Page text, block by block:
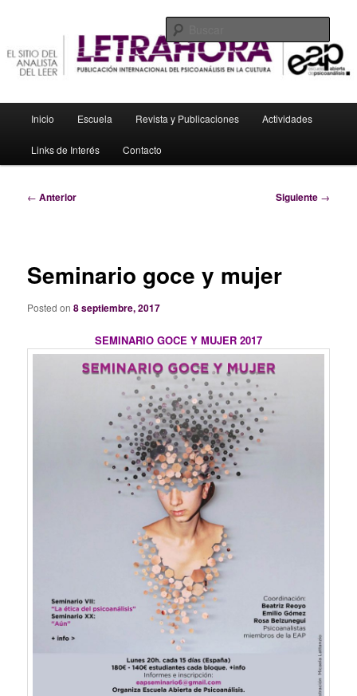
principalLetrahora
principal
Inicio Escuela Revista y Publicaciones Actividades
Links de Interés Contacto
Navegación
← Anterior Siguiente →
Seminario goce y mujer
Posted on8 septiembre, 2017
SEMINARIO GOCE Y MUJER 2017